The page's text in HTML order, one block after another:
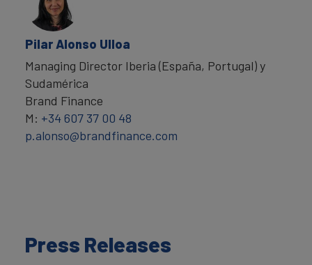
Pilar Alonso Ulloa
Managing Director Iberia (España, Portugal) y
Sudamérica
Brand Finance
M: +34 607 37 00 48
p.alonso@brandfinance.com
Press Releases